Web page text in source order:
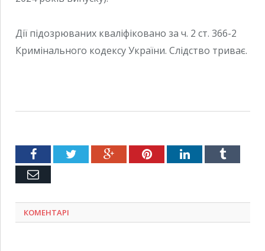
Дії підозрюваних кваліфіковано за ч. 2 ст. 366-2
Кримінального кодексу України. Слідство триває.
FacebookTwitter Google+PinterestLinkedInTumblr
Емейл
КОМЕНТАРІ